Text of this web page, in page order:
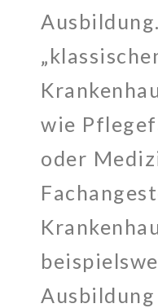
wie
oder
Ausbildung